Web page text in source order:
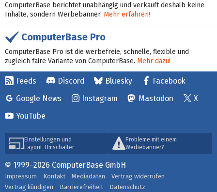
ComputerBase berichtet unabhängig und verkauft deshalb keine
Inhalte, sondern Werbebanner. Mehr erfahren!
ComputerBase Pro
ComputerBase Pro ist die werbefreie, schnelle, flexible und
zugleich faire Variante von ComputerBase. Mehr dazu!
Feeds Discord Bluesky
Facebook
Google News
Instagram Mastodon
X
YouTube
Einstellungen und
Layout-Umschalter
Probleme mit einem
Werbebanner?
© 1999–2026 ComputerBase GmbH
Impressum Kontakt Mediadaten
Vertrag widerrufen
Vertrag kündigen
Barrierefreiheit Datenschutz